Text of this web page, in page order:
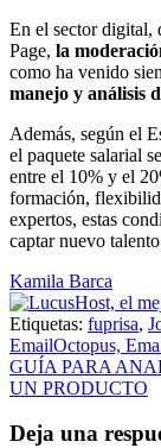
En el sector digital,
Page, la
como ha venido
manejo y análisis
Además, según el
el paquete salarial
entre el 10% y el
formación,
expertos, estas
captar nuevo
Kamila Barca
Etiquetas: fuprisa,
Navegación
de
EmailOctopus,
GUÍA PARA
UN PRODUCTO
Deja una